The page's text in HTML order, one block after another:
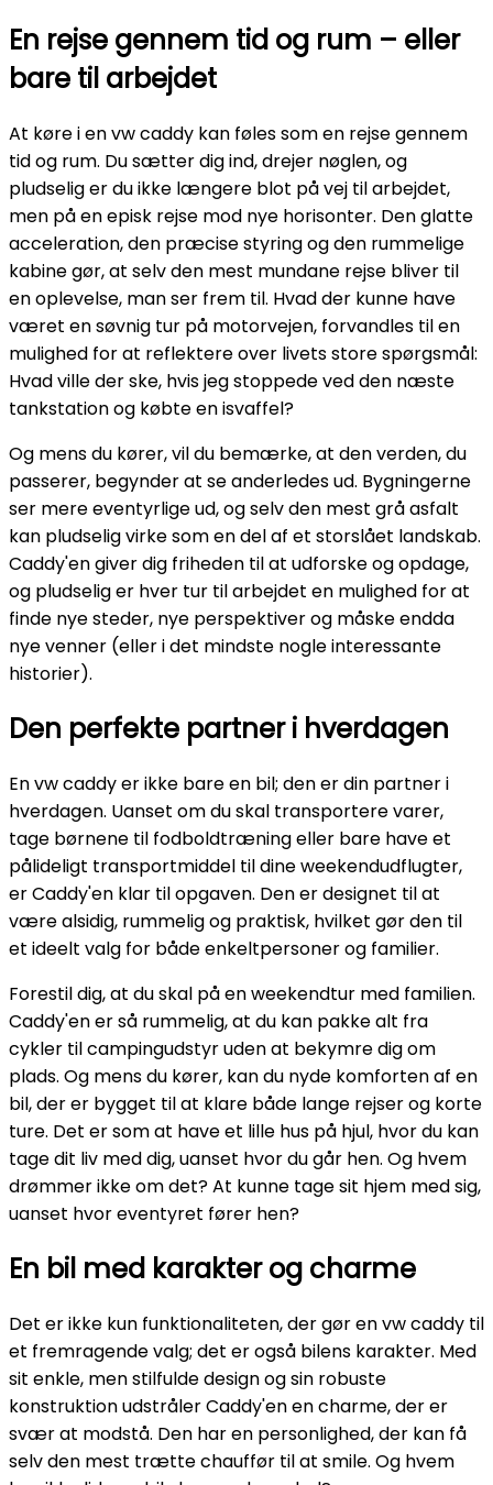
En rejse gennem tid og rum – eller
bare til arbejdet
At køre i en vw caddy kan føles som en rejse gennem
tid og rum. Du sætter dig ind, drejer nøglen, og
pludselig er du ikke længere blot på vej til arbejdet,
men på en episk rejse mod nye horisonter. Den glatte
acceleration, den præcise styring og den rummelige
kabine gør, at selv den mest mundane rejse bliver til
en oplevelse, man ser frem til. Hvad der kunne have
været en søvnig tur på motorvejen, forvandles til en
mulighed for at reflektere over livets store spørgsmål:
Hvad ville der ske, hvis jeg stoppede ved den næste
tankstation og købte en isvaffel?
Og mens du kører, vil du bemærke, at den verden, du
passerer, begynder at se anderledes ud. Bygningerne
ser mere eventyrlige ud, og selv den mest grå asfalt
kan pludselig virke som en del af et storslået landskab.
Caddy'en giver dig friheden til at udforske og opdage,
og pludselig er hver tur til arbejdet en mulighed for at
finde nye steder, nye perspektiver og måske endda
nye venner (eller i det mindste nogle interessante
historier).
Den perfekte partner i hverdagen
En vw caddy er ikke bare en bil; den er din partner i
hverdagen. Uanset om du skal transportere varer,
tage børnene til fodboldtræning eller bare have et
pålideligt transportmiddel til dine weekendudflugter,
er Caddy'en klar til opgaven. Den er designet til at
være alsidig, rummelig og praktisk, hvilket gør den til
et ideelt valg for både enkeltpersoner og familier.
Forestil dig, at du skal på en weekendtur med familien.
Caddy'en er så rummelig, at du kan pakke alt fra
cykler til campingudstyr uden at bekymre dig om
plads. Og mens du kører, kan du nyde komforten af en
bil, der er bygget til at klare både lange rejser og korte
ture. Det er som at have et lille hus på hjul, hvor du kan
tage dit liv med dig, uanset hvor du går hen. Og hvem
drømmer ikke om det? At kunne tage sit hjem med sig,
uanset hvor eventyret fører hen?
En bil med karakter og charme
Det er ikke kun funktionaliteten, der gør en vw caddy til
et fremragende valg; det er også bilens karakter. Med
sit enkle, men stilfulde design og sin robuste
konstruktion udstråler Caddy'en en charme, der er
svær at modstå. Den har en personlighed, der kan få
selv den mest trætte chauffør til at smile. Og hvem